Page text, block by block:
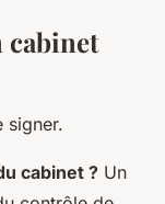
cabinet
signer.
cabinet ? Un